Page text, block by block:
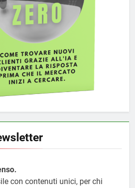
con contenuti unici, per chi